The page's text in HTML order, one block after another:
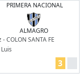
PRIMERA NACIONAL
ALMAGRO
COLON SANTA FE
3